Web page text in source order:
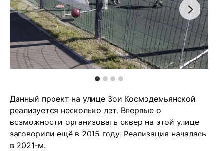
Данный проект на улице Зои Космодемьянской
реализуется несколько лет. Впервые о
возможности организовать сквер на этой улице
заговорили ещё в 2015 году. Реализация началась
в 2021-м.